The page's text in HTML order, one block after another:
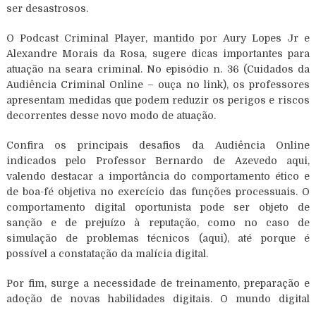
ser desastrosos.
O Podcast Criminal Player, mantido por Aury Lopes Jr e
Alexandre Morais da Rosa, sugere dicas importantes para
atuação na seara criminal. No episódio n. 36 (Cuidados da
Audiência Criminal Online – ouça no link), os professores
apresentam medidas que podem reduzir os perigos e riscos
decorrentes desse novo modo de atuação.
Confira os principais desafios da Audiência Online
indicados pelo Professor Bernardo de Azevedo aqui,
valendo destacar a importância do comportamento ético e
de boa-fé objetiva no exercício das funções processuais. O
comportamento digital oportunista pode ser objeto de
sanção e de prejuízo à reputação, como no caso de
simulação de problemas técnicos (aqui), até porque é
possível a constatação da malícia digital.
Por fim, surge a necessidade de treinamento, preparação e
adoção de novas habilidades digitais. O mundo digital